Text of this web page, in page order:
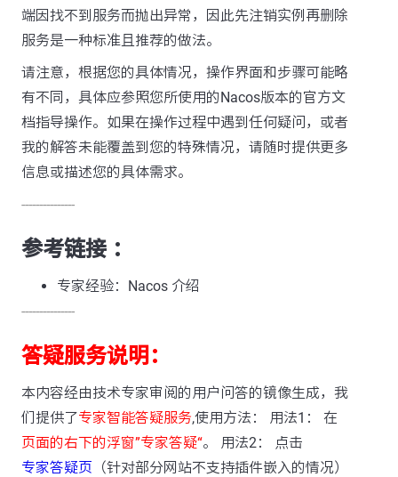
端因找不到服务而抛出异常，因此先注销实例再删除
服务是一种标准且推荐的做法。
请注意，根据您的具体情况，操作界面和步骤可能略
有不同，具体应参照您所使用的Nacos版本的官方文
档指导操作。如果在操作过程中遇到任何疑问，或者
我的解答未能覆盖到您的特殊情况，请随时提供更多
信息或描述您的具体需求。
---------------
参考链接 ：
专家经验：Nacos 介绍
---------------
答疑服务说明：
本内容经由技术专家审阅的用户问答的镜像生成，我
们提供了专家智能答疑服务,使用方法： 用法1： 在
页面的右下的浮窗”专家答疑“。 用法2： 点击
专家答疑页 （针对部分网站不支持插件嵌入的情况）